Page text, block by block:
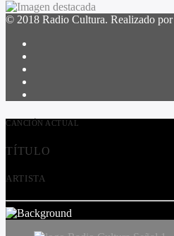
© 2018 Radio Cultura. Realizado por
CANCIÓN ACTUAL
TÍTULO
ARTISTA